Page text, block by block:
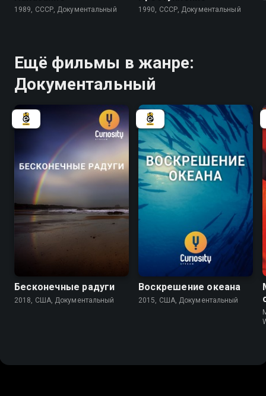
1989, СССР, Документальный 1990, СССР, Документальный
Ещё фильмы в жанре:
Документальный
Бесконечные радуги
2018, США, Документальный
Воскрешение океана
2015, США, Документальный